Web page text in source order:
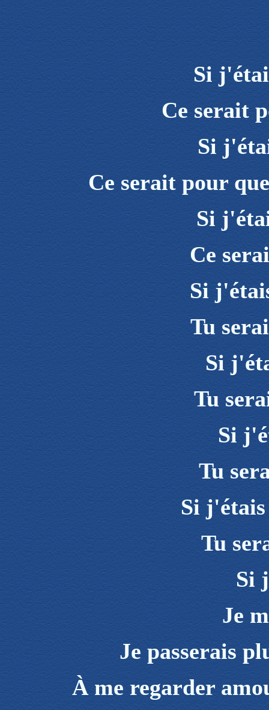
Si
Ce serait
Si
Ce serait pour
Si
Ce
Si
Tu
Si
Tu
Si
Tu
Si
Tu
Si
Je
Je passerais
À me regarder